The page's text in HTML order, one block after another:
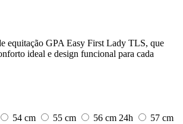
equitação GPA Easy First Lady TLS, que
ideal e design funcional para cada
54 cm 55 cm 56 cm 24h
57 cm